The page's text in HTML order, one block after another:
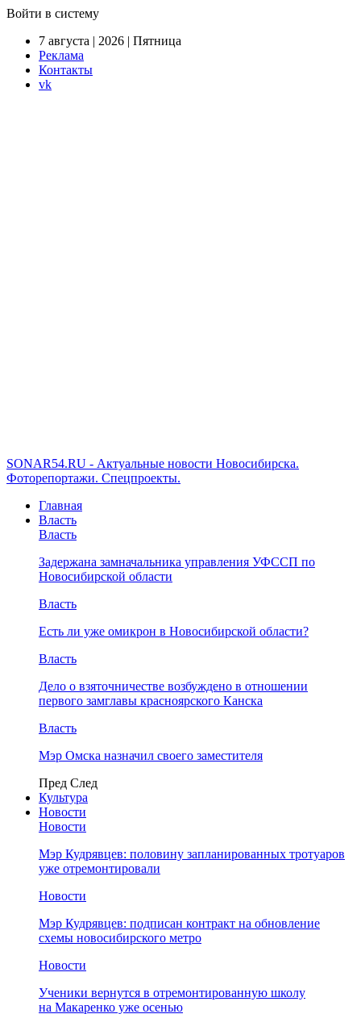
Войти в систему
7 августа | 2026 | Пятница
Реклама
Контакты
vk
SONAR54.RU - Актуальные новости Новосибирска.
Фоторепортажи. Спецпроекты.
Главная
Власть
Власть
Задержана замначальника управления УФССП по
Новосибирской области
Власть
Есть ли уже омикрон в Новосибирской области?
Власть
Дело о взяточничестве возбуждено в отношении
первого замглавы красноярского Канска
Власть
Мэр Омска назначил своего заместителя
Пред След
Культура
Новости
Новости
Мэр Кудрявцев: половину запланированных тротуаров
уже отремонтировали
Новости
Мэр Кудрявцев: подписан контракт на обновление
схемы новосибирского метро
Новости
Ученики вернутся в отремонтированную школу
на Макаренко уже осенью